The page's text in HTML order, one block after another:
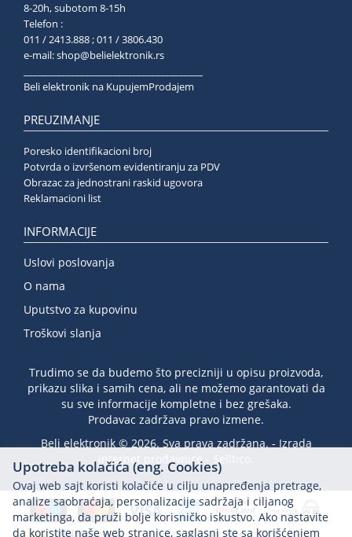
8-20h, subotom 8-15h
Telefon :
011 / 2413.888 ; 011 / 3806.430
e-mail:shop@belielektronik.rs
Beli elektronik na KupujemProdajem
PREUZIMANJE
Poresko identifikacioni broj
Potvrda o izvršenom evidentiranju za PDV
Obrazac za jednostrani raskid ugovora
Reklamacioni list
INFORMACIJE
Uslovi poslovanja
O nama
Uputstvo za kupovinu
Troškovi slanja
Trudimo se da budemo što precizniji u opisu proizvoda,
prikazu slika i samih cena, ali ne možemo garantovati da
su sve informacije kompletne i bez grešaka.
Prodavac zadržava pravo izmene.
Beli elektronik © 2026. Sva prava zadržana. - Izrada
internet prodavnice
Selltico.
Upotreba kolačića (eng. Cookies)
Ovaj web sajt koristi kolačiće u cilju unapređenja pretrage,
analize saobraćaja, personalizacije sadržaja i ciljanog
marketinga, da pruži bolje korisničko iskustvo. Ako nastavite
da koristite naše web stranice, saglasni ste sa korišćenjem